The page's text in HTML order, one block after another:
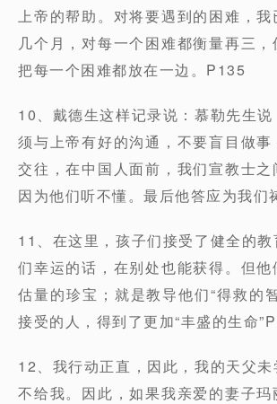
上帝的帮助。对将要遇到的困难，我
几个月，对每一个困难都衡量再三，
把每一个困难都放在一边。P135
10、戴德生这样记录说：慕勒先生
须与上帝有好的沟通，不要盲目做事
交往，在中国人面前，我们宣教士之
因为他们听不懂。最后他答应为我们
11、在这里，孩子们接受了健全的
们幸运的话，在别处也能获得。但
估量的珍宝；就是教导他们“得救的
接受的人，得到了更加“丰盛的生命
12、我行动正直，因此，我的天父
不给我。因此，如果我亲爱的妻子